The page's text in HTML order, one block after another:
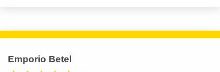
Emporio Betel